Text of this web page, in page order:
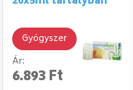
Gyógyszer
Ár:
6.893 Ft